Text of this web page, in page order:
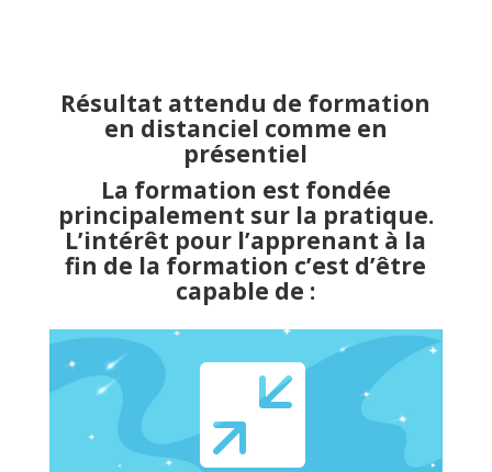
Résultat attendu de formation
en distanciel comme en
présentiel
La formation est fondée
principalement sur la pratique.
L’intérêt pour l’apprenant à la
fin de la formation c’est d’être
capable de :
